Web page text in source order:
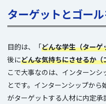
ターゲットとゴー
目的は、「どんな学生（ターゲ
後にどんな気持ちにさせるか（
こで大事なのは、インターン
とです。インターンシップか
がターゲットする人材に内定